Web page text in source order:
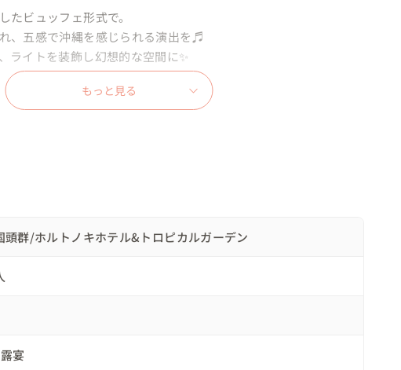
たビュッフェ形式で。
、五感で沖縄を感じられる演出を♬
ライトを装飾し幻想的な空間に✨️
宿泊されていました。
れまでの賑やかな空気は一変。
もっと見る
頭群/ホルトノキホテル&トロピカルガーデン
宴